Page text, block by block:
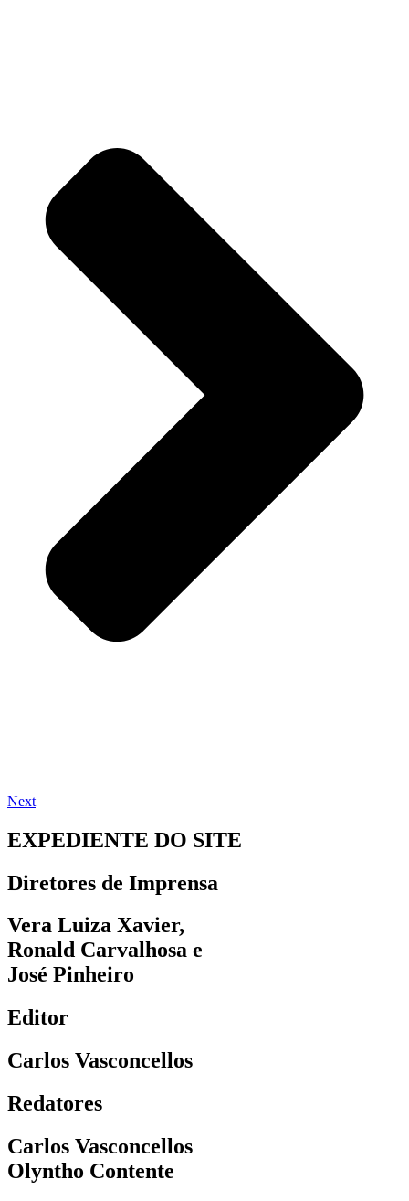
Next
EXPEDIENTE DO SITE
Diretores de Imprensa
Vera Luiza Xavier,
Ronald Carvalhosa e
José Pinheiro
Editor
Carlos Vasconcellos
Redatores
Carlos Vasconcellos
Olyntho Contente